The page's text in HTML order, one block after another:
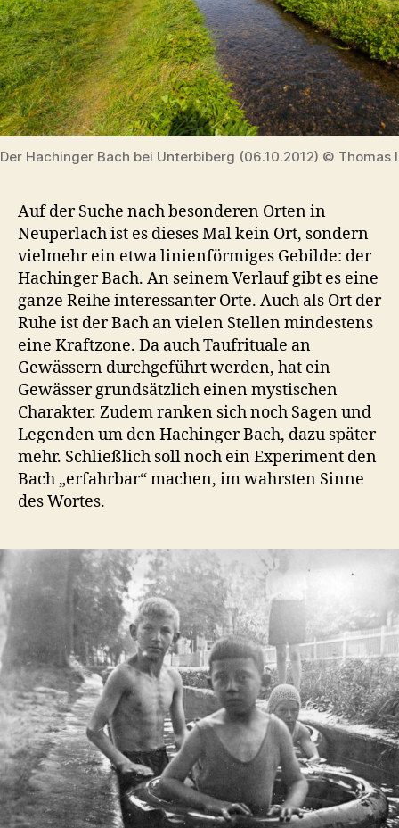
Der Hachinger Bach bei Unterbiberg (06.10.2012) © Thomas
Auf der Suche nach besonderen Orten in
Neuperlach ist es dieses Mal kein Ort, sondern
vielmehr ein etwa linienförmiges Gebilde: der
Hachinger Bach. An seinem Verlauf gibt es eine
ganze Reihe interessanter Orte. Auch als Ort der
Ruhe ist der Bach an vielen Stellen mindestens
eine Kraftzone. Da auch Taufrituale an
Gewässern durchgeführt werden, hat ein
Gewässer grundsätzlich einen mystischen
Charakter. Zudem ranken sich noch Sagen und
Legenden um den Hachinger Bach, dazu später
mehr. Schließlich soll noch ein Experiment den
Bach „erfahrbar“ machen, im wahrsten Sinne
des Wortes.